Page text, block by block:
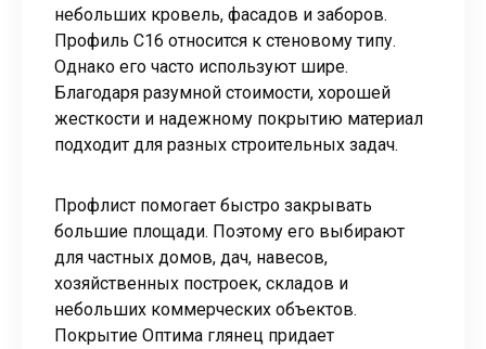
небольших кровель, фасадов и заборов.
Профиль С16 относится к стеновому типу.
Однако его часто используют шире.
Благодаря разумной стоимости, хорошей
жесткости и надежному покрытию материал
подходит для разных строительных задач.
Профлист помогает быстро закрывать
большие площади. Поэтому его выбирают
для частных домов, дач, навесов,
хозяйственных построек, складов и
небольших коммерческих объектов.
Покрытие Оптима глянец придает